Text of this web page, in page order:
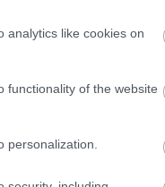
analytics like cookies on
functionality of the website
personalization.